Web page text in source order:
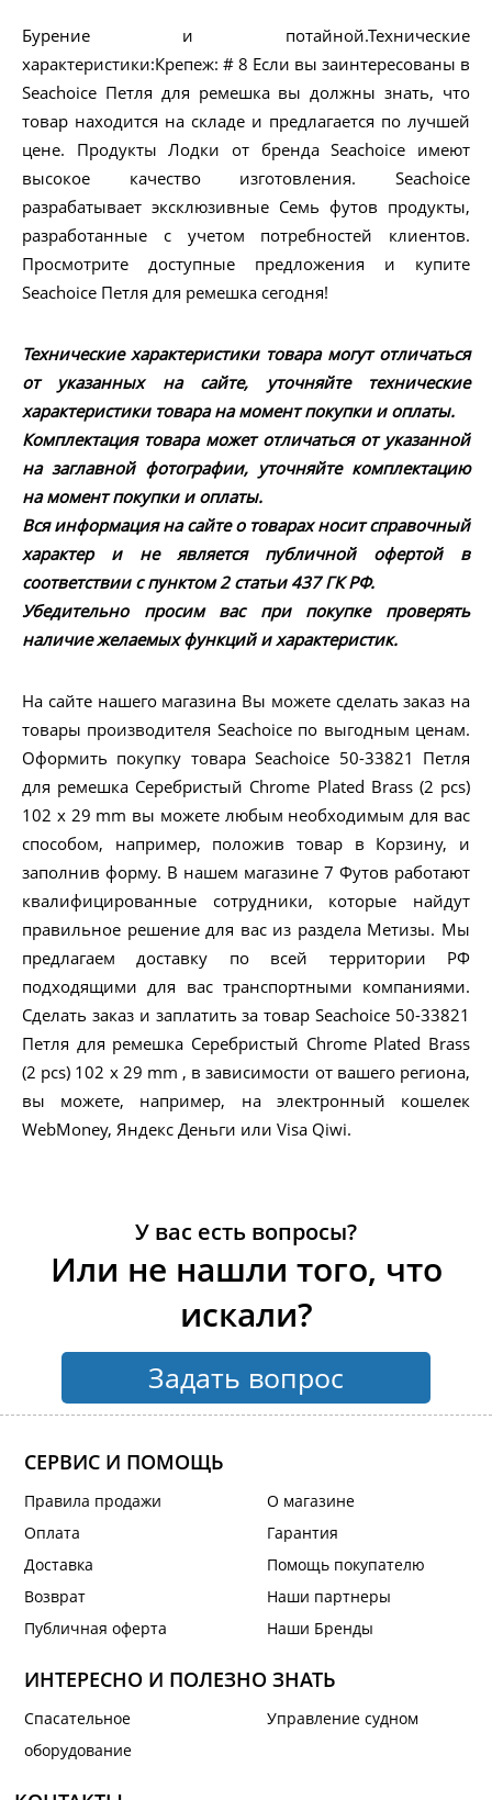
Бурение и потайной.Технические
характеристики:Крепеж: # 8 Если вы заинтересованы в
Seachoice Петля для ремешка вы должны знать, что
товар находится на складе и предлагается по лучшей
цене. Продукты Лодки от бренда Seachoice имеют
высокое качество изготовления. Seachoice
разрабатывает эксклюзивные Семь футов продукты,
разработанные с учетом потребностей клиентов.
Просмотрите доступные предложения и купите
Seachoice Петля для ремешка сегодня!
Технические характеристики товара могут отличаться
от указанных на сайте, уточняйте технические
характеристики товара на момент покупки и оплаты.
Комплектация товара может отличаться от указанной
на заглавной фотографии, уточняйте комплектацию
на момент покупки и оплаты.
Вся информация на сайте о товарах носит справочный
характер и не является публичной офертой в
соответствии с пунктом 2 статьи 437 ГК РФ.
Убедительно просим вас при покупке проверять
наличие желаемых функций и характеристик.
На сайте нашего магазина Вы можете сделать заказ на
товары производителя Seachoice по выгодным ценам.
Оформить покупку товара Seachoice 50-33821 Петля
для ремешка Серебристый Chrome Plated Brass (2 pcs)
102 x 29 mm вы можете любым необходимым для вас
способом, например, положив товар в Корзину, и
заполнив форму. В нашем магазине 7 Футов работают
квалифицированные сотрудники, которые найдут
правильное решение для вас из раздела Метизы. Мы
предлагаем доставку по всей территории РФ
подходящими для вас транспортными компаниями.
Сделать заказ и заплатить за товар Seachoice 50-33821
Петля для ремешка Серебристый Chrome Plated Brass
(2 pcs) 102 x 29 mm , в зависимости от вашего региона,
вы можете, например, на электронный кошелек
WebMoney, Яндекс Деньги или Visa Qiwi.
У вас есть вопросы?
Или не нашли того, что
искали?
Задать вопрос
СЕРВИС И ПОМОЩЬ
Правила продажи
Оплата
Доставка
Возврат
Публичная оферта
О магазине
Гарантия
Помощь покупателю
Наши партнеры
Наши Бренды
ИНТЕРЕСНО И ПОЛЕЗНО ЗНАТЬ
Спасательное
оборудование
Управление судном